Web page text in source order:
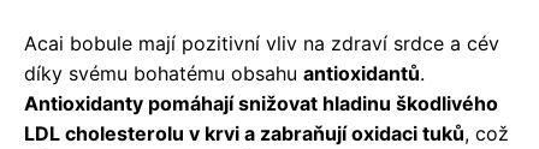
Acai bobule mají pozitivní vliv na zdraví srdce a cév
díky svému bohatému obsahu antioxidantů.
Antioxidanty pomáhají snižovat hladinu škodlivého
LDL cholesterolu v krvi a zabraňují oxidaci tuků, což